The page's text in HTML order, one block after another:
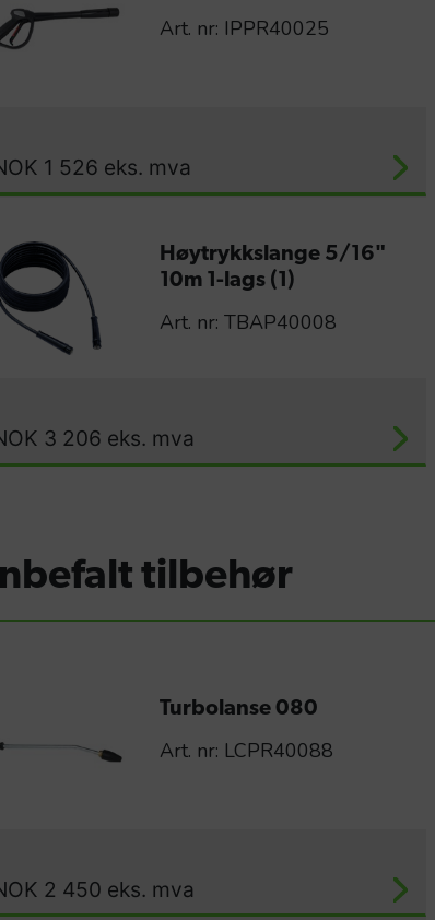
Art. nr: IPPR40025
1 526 eks. mva
Høytrykkslange 5/16"
10m 1-lags (1)
Art. nr: TBAP40008
3 206 eks. mva
tilbehør
Turbolanse 080
Art. nr: LCPR40088
2 450 eks. mva